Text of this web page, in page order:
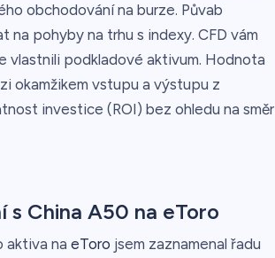
obchodování na burze. Půvab
pohyby na trhu s indexy. CFD vám
vlastnili podkladové aktivum. Hodnota
okamžikem vstupu a výstupu z
investice (ROI) bez ohledu na směr
China A50 na eToro
aktiva na eToro jsem zaznamenal řadu